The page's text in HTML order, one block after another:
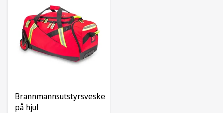
Brannmannsutstyrsveske
på hjul